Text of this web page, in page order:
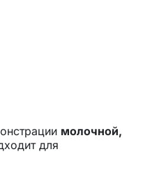
молочной,
для